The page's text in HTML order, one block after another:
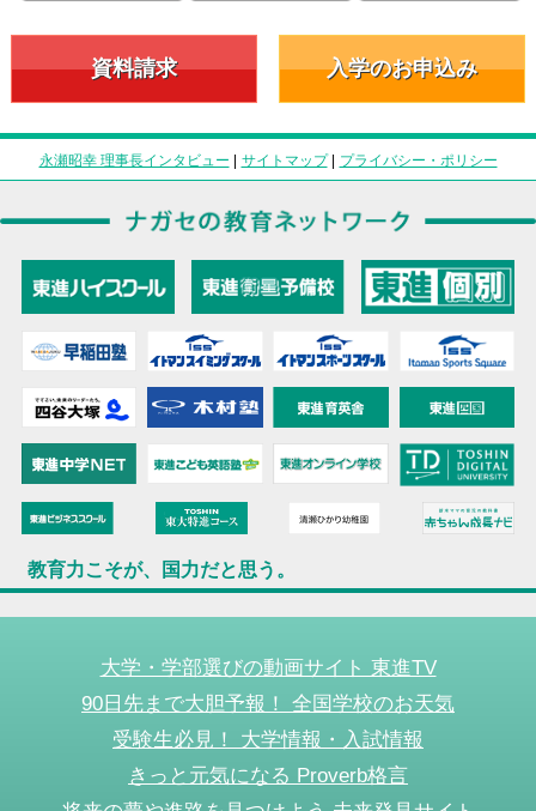
資料請求 入学のお申込み
永瀬昭幸 理事長インタビュー | サイトマップ| プライバシー・ポリシー
教育力こそが、国力だと思う。
大学・学部選びの動画サイト 東進TV
90日先まで大胆予報！ 全国学校のお天気
受験生必見！ 大学情報・入試情報
きっと元気になる Proverb格言